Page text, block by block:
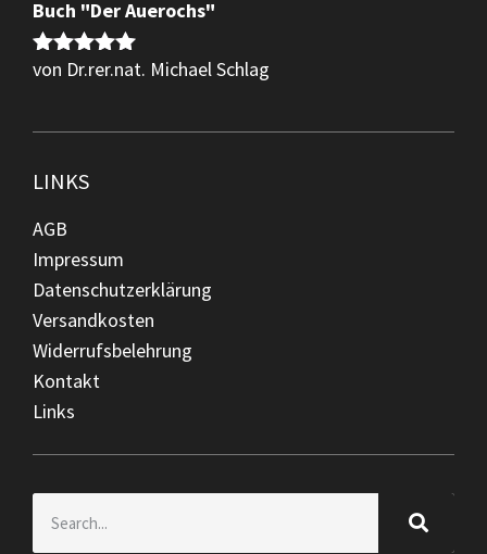
Buch "Der Auerochs"
Bewertet
von Dr.rer.nat. Michael Schlag
LINKS
AGB
Impressum
Datenschutzerklärung
Versandkosten
Widerrufsbelehrung
Kontakt
Links